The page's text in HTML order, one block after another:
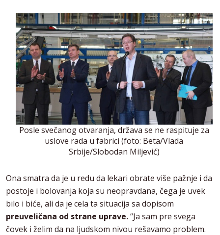
Posle svečanog otvaranja, država se ne raspituje za
uslove rada u fabrici (foto: Beta/Vlada
Srbije/Slobodan Miljević)
Ona smatra da je u redu da lekari obrate više pažnje i da
postoje i bolovanja koja su neopravdana, čega je uvek
bilo i biće, ali da je cela ta situacija sa dopisom
preuveličana od strane uprave.“Ja sam pre svega
čovek i želim da na ljudskom nivou rešavamo problem.